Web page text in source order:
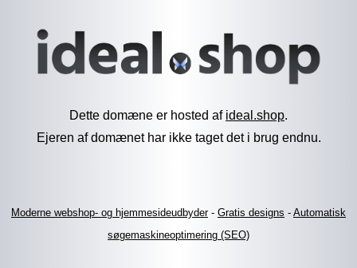
Dette domæne er hosted af ideal.shop.
Ejeren af domænet har ikke taget det i brug endnu.
Moderne webshop- og hjemmesideudbyder- Gratis designs - Automatisk
søgemaskineoptimering (SEO)